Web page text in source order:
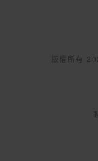
版權所有